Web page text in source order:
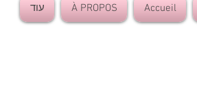
Accueil
À PROPOS עוד